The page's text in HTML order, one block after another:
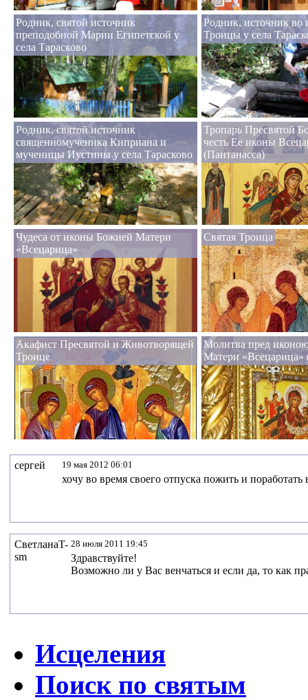
Родник, святой источник
преподобной Марии Египетской у
села Тарасково
Родник, источник во
Троицы у села
Родник, святой источник
священномученика Киприана и
мученицы Иустины у села Тарасково
Тропарь Пресвятой
честь Ее иконы
(Пантанасса)
Чудеса от иконы Божией Матери
«Всецарица»
Святая Троица
Акафист Пресвятой и Животворящей
Троице
Молитва пред
Матери «Всецарица»
сергей 19 мая 2012 06:01
хочу во время своего отпуска пожить и поработать
СветланаT-
sm
28 июля 2011 19:45
Здравствуйте!
Возможно ли у Вас венчаться и если да, то как
Исцеления
Поиск по святым